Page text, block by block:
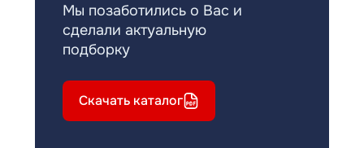
Мы позаботились о Вас и
сделали актуальную
подборку
Скачать каталог